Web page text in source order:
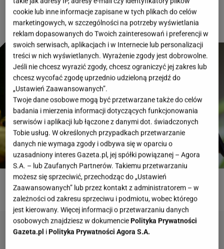
ROZWIĄŻ QUIZ
cookie lub inne informacje zapisane w tych plikach do celów
marketingowych, w szczególności na potrzeby wyświetlania
reklam dopasowanych do Twoich zainteresowań i preferencji w
swoich serwisach, aplikacjach i w Internecie lub personalizacji
treści w nich wyświetlanych. Wyrażenie zgody jest dobrowolne.
Jeśli nie chcesz wyrazić zgody, chcesz ograniczyć jej zakres lub
chcesz wycofać zgodę uprzednio udzieloną przejdź do
„Ustawień Zaawansowanych”.
Twoje dane osobowe mogą być przetwarzane także do celów
badania i mierzenia informacji dotyczących funkcjonowania
serwisów i aplikacji lub łączone z danymi dot. świadczonych
Tobie usług. W określonych przypadkach przetwarzanie
danych nie wymaga zgody i odbywa się w oparciu o
uzasadniony interes Gazeta.pl, jej spółki powiązanej – Agora
S.A. – lub Zaufanych Partnerów. Takiemu przetwarzaniu
możesz się sprzeciwić, przechodząc do „Ustawień
Zaawansowanych” lub przez kontakt z administratorem – w
zależności od zakresu sprzeciwu i podmiotu, wobec którego
jest kierowany. Więcej informacji o przetwarzaniu danych
osobowych znajdziesz w dokumencie Polityka Prywatności
Gazeta.pl i Polityka Prywatności Agora S.A.